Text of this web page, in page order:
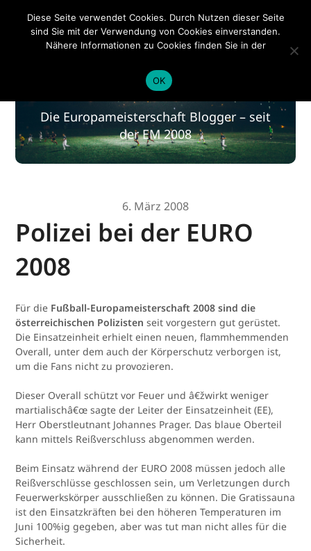
EM 2020
EM 2020
Die Europameisterschaft Blogger – seit
der EM 2008
6. März 2008
Polizei bei der EURO
2008
Für die Fußball-Europameisterschaft 2008 sind die
österreichischen Polizisten seit vorgestern gut gerüstet.
Die Einsatzeinheit erhielt einen neuen, flammhemmenden
Overall, unter dem auch der Körperschutz verborgen ist,
um die Fans nicht zu provozieren.
Dieser Overall schützt vor Feuer und â€žwirkt weniger
martialischâ€œ sagte der Leiter der Einsatzeinheit (EE),
Herr Oberstleutnant Johannes Prager. Das blaue Oberteil
kann mittels Reißverschluss abgenommen werden.
Beim Einsatz während der EURO 2008 müssen jedoch alle
Reißverschlüsse geschlossen sein, um Verletzungen durch
Feuerwerkskörper ausschließen zu können. Die Gratissauna
ist den Einsatzkräften bei den höheren Temperaturen im
Juni 100%ig gegeben, aber was tut man nicht alles für die
Sicherheit.
Diese Seite verwendet Cookies. Durch Nutzen dieser Seite
sind Sie mit der Verwendung von Cookies einverstanden.
Nähere Informationen zu Cookies finden Sie in der
OK